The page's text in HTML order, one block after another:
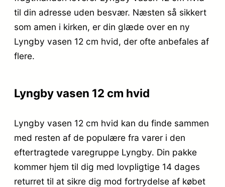
til din adresse uden besvær. Næsten så sikkert
som amen i kirken, er din glæde over en ny
Lyngby vasen 12 cm hvid, der ofte anbefales af
flere.
Lyngby vasen 12 cm hvid
Lyngby vasen 12 cm hvid kan du finde sammen
med resten af de populære fra varer i den
eftertragtede varegruppe Lyngby. Din pakke
kommer hjem til dig med lovpligtige 14 dages
returret til at sikre dig mod fortrydelse af købet